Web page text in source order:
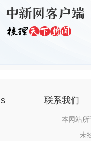
联系我们
本网站所
未